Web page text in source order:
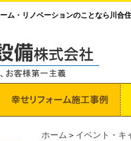
ム・リノベーションのことなら川合
ホーム ＞ イベント・キ